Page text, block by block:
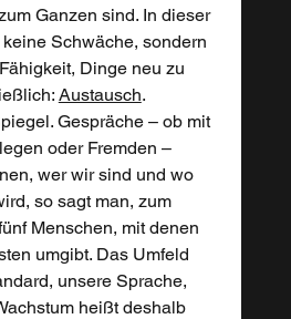
Ganzen sind. In dieser
Schwäche, sondern
Dinge neu zu
Austausch.
Gespräche – ob mit
oder Fremden –
wer wir sind und wo
so sagt man, zum
Menschen, mit denen
umgibt. Das Umfeld
unsere Sprache,
heißt deshalb